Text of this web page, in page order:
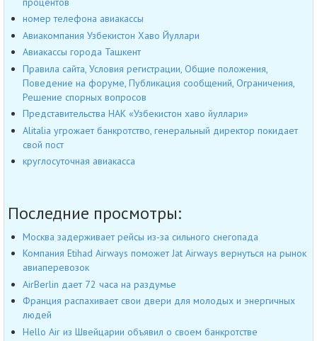
номер телефона авиакассы
Авиакомпания Узбекистон Хаво Йуллари
Авиакассы города Ташкент
Правила сайта, Условия регистрации, Общие положения,
Поведение на форуме, Публикация сообщений, Ограничения,
Решение спорных вопросов
Представительства НАК «Узбекистон хаво йуллари»
Alitalia угрожает банкротство, генеральный директор покидает
свой пост
круглосуточная авиакасса
Последние просмотры:
Москва задерживает рейсы из-за сильного снегопада
Компания Etihad Airways поможет Jat Airways вернуться на рынок
авиаперевозок
AirBerlin дает 72 часа на раздумье
Франция распахивает свои двери для молодых и энергичных
людей
Hello Air из Швейцарии объявил о своем банкротстве